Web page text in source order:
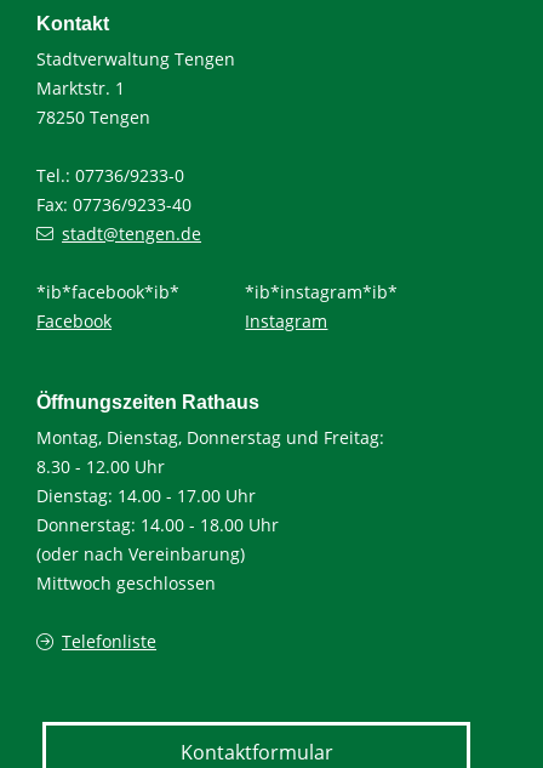
Kontakt
Stadtverwaltung Tengen
Marktstr. 1
78250 Tengen
Tel.: 07736/9233-0
Fax: 07736/9233-40
stadt@tengen.de
*ib*facebook*ib*
Facebook
*ib*instagram*ib*
Instagram
Öffnungszeiten Rathaus
Montag, Dienstag, Donnerstag und Freitag:
8.30 - 12.00 Uhr
Dienstag: 14.00 - 17.00 Uhr
Donnerstag: 14.00 - 18.00 Uhr
(oder nach Vereinbarung)
Mittwoch geschlossen
Telefonliste
Kontaktformular